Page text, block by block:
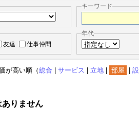
キーワード
友達 仕事仲間
年代
が高い順（総合 サービス 立地 部屋
りません